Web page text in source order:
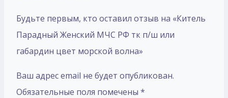
Будьте первым, кто оставил отзыв на «Китель
Парадный Женский МЧС РФ тк п/ш или
габардин цвет морской волна»
Ваш адрес email не будет опубликован.
Обязательные поля помечены *